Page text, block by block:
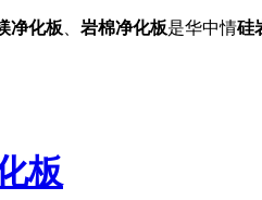
净化板 岩棉净化板是华中情硅